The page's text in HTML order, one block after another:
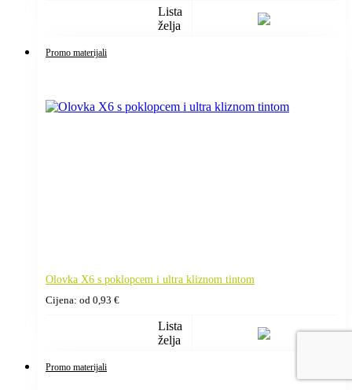
Lista
želja
Promo materijali
Olovka X6 s poklopcem i ultra kliznom tintom
Cijena: od 0,93 €
Lista
želja
Promo materijali